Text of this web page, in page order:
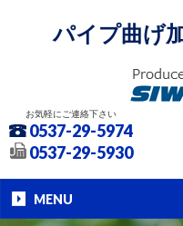
パイプ曲げ
お気軽にご連絡下さい
0537-29-5974
0537-29-5930
MENU